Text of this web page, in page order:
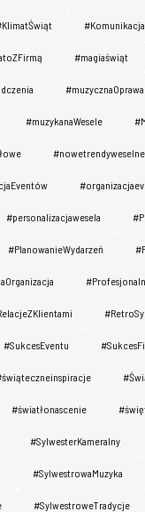
#magiaświąt
#muzycznaOprawa
#muzykanaWesele
#nowetrendyweselne
#personalizacjawesela
#PlanowanieWydarzeń
#SukcesEventu
#światłonascenie
#SylwesterKameralny
#SylwestrowaMuzyka
#SylwestroweTradycje